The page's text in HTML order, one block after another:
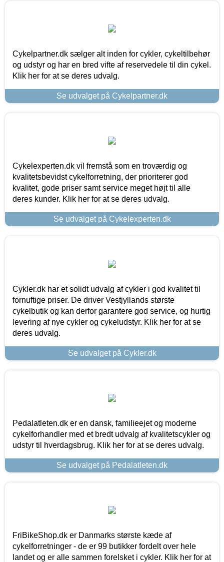
Cykelpartner.dk sælger alt inden for cykler, cykeltilbehør
og udstyr og har en bred vifte af reservedele til din cykel.
Klik her for at se deres udvalg.
Se udvalget på Cykelpartner.dk
Cykelexperten.dk vil fremstå som en troværdig og
kvalitetsbevidst cykelforretning, der prioriterer god
kvalitet, gode priser samt service meget højt til alle
deres kunder. Klik her for at se deres udvalg.
Se udvalget på Cykelexperten.dk
Cykler.dk har et solidt udvalg af cykler i god kvalitet til
fornuftige priser. De driver Vestjyllands største
cykelbutik og kan derfor garantere god service, og hurtig
levering af nye cykler og cykeludstyr. Klik her for at se
deres udvalg.
Se udvalget på Cykler.dk
Pedalatleten.dk er en dansk, familieejet og moderne
cykelforhandler med et bredt udvalg af kvalitetscykler og
udstyr til hverdagsbrug. Klik her for at se deres udvalg.
Se udvalget på Pedalatleten.dk
FriBikeShop.dk er Danmarks største kæde af
cykelforretninger - de er 99 butikker fordelt over hele
landet og er alle sammen forelsket i cykler. Klik her for at